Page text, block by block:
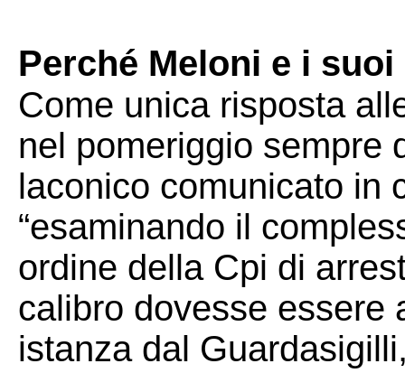
Perché Meloni e i
Come unica risposta
nel pomeriggio sempre
laconico comunicato in
“esaminando il
ordine della Cpi di
calibro dovesse essere
istanza dal